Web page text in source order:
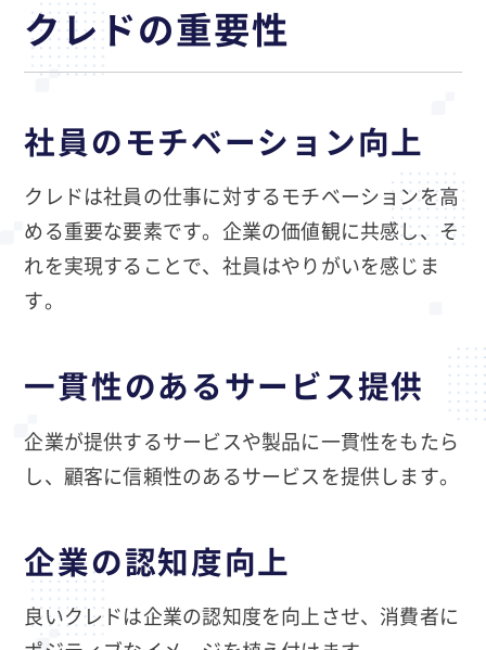
クレドの重要性
社員のモチベーション向上
クレドは社員の仕事に対するモチベーションを高
める重要な要素です。企業の価値観に共感し、そ
れを実現することで、社員はやりがいを感じま
す。
一貫性のあるサービス提供
企業が提供するサービスや製品に一貫性をもたら
し、顧客に信頼性のあるサービスを提供します。
企業の認知度向上
良いクレドは企業の認知度を向上させ、消費者に